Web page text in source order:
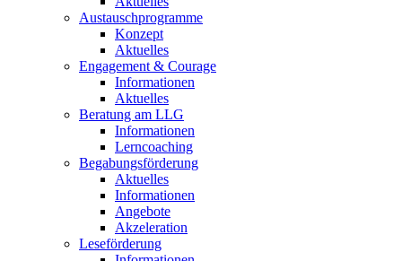
Austauschprogramme
Konzept
Aktuelles
Engagement & Courage
Informationen
Aktuelles
Beratung am LLG
Informationen
Lerncoaching
Begabungsförderung
Aktuelles
Informationen
Angebote
Akzeleration
Leseförderung